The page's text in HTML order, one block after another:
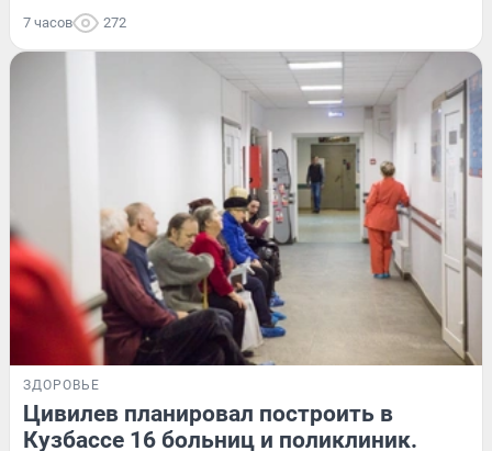
7 часов 272
ЗДОРОВЬЕ
Цивилев планировал построить в
Кузбассе 16 больниц и поликлиник.